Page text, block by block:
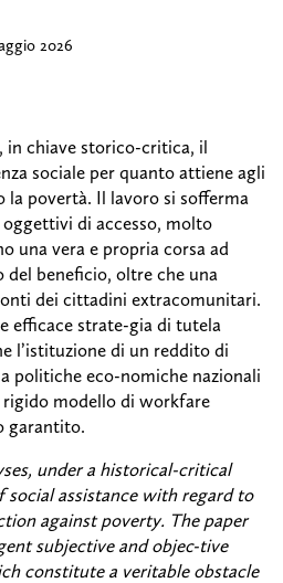
2026
in chiave storico-critica, il
sociale per quanto attiene agli
povertà. Il lavoro si sofferma
di accesso, molto
una vera e propria corsa ad
beneficio, oltre che una
dei cittadini extracomunitari.
efficace strate-gia di tutela
l’istituzione di un reddito di
politiche eco-nomiche nazionali
rigido modello di workfare
garantito.
under a historical-critical
social assistance with regard to
against poverty. The paper
subjective and objec-tive
constitute a veritable obstacle